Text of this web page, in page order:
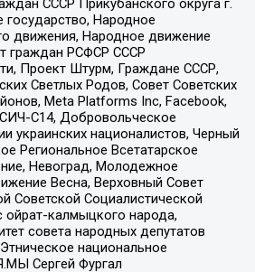
СССР Прикубанского округа г.
Народное
движения, Народное движение
граждан РСФСР СССР
Проект Штурм, Граждане СССР,
Светлых Родов, Совет Советских
Meta Platforms Inc, Facebook,
С14, Добровольческое
украинских националистов, Черный
Региональное Всетатарское
Невоград, Молодежное
Весна, Верховный Совет
Советской Социалистической
ойрат-калмыцкого народа,
совета народных депутатов
национальное
Сергей Фургал